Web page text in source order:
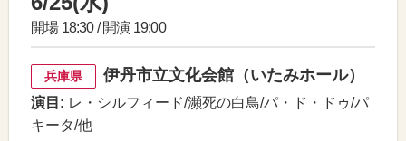
開場 18:30 / 開演 19:00
兵庫県 伊丹市立文化会館（いたみホール）
演目: レ・シルフィード/瀕死の白鳥/パ・ド・ドゥ/パ
キータ/他